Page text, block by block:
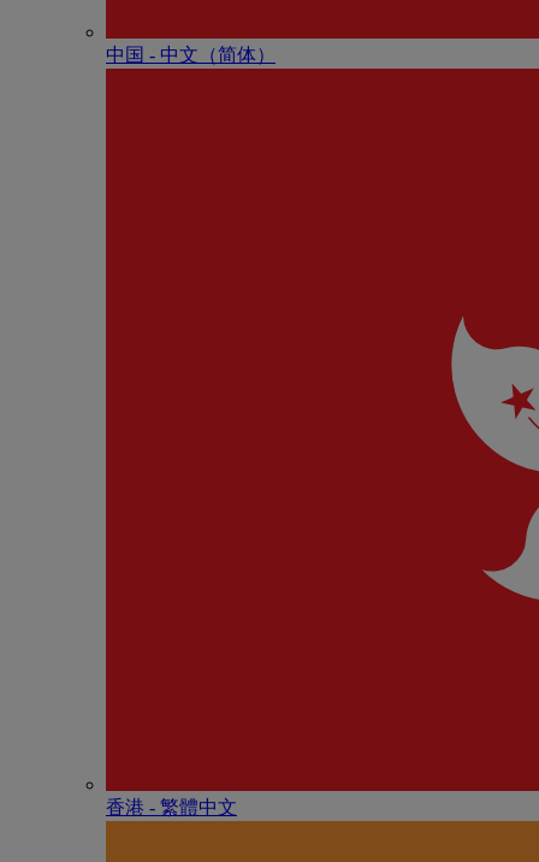
中国 - 中⽂（简体）
香港 - 繁體中文